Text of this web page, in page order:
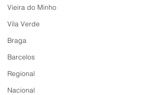
Vieira do Minho
Vila Verde
Braga
Barcelos
Regional
Nacional